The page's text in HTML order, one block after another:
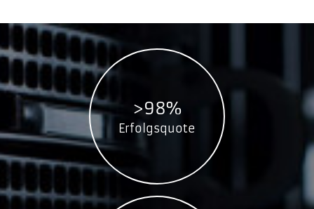
WDBWZE0000NBK
WDBWZE0000NBK-EESN
WD My Cloud DL2100
WDBBAZ0120JBK
WDBBAZ0080JBK
WDBBAZ0040JBK
WDBBAZ0000NBK
WD My Cloud DL4100
WDBNEZ0240KBK
>98%
Erfolgsquote